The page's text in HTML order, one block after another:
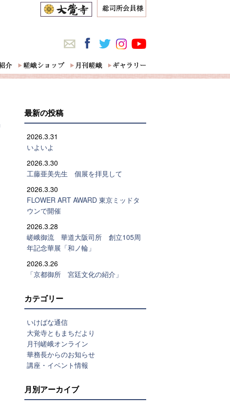
最新の投稿
2026.3.31
いよいよ
2026.3.30
工藤亜美先生 個展を拝見して
2026.3.30
FLOWER ART AWARD 東京ミッドタ
ウンで開催
2026.3.28
嵯峨御流 華道大阪司所 創立105周
年記念華展「和ノ輪」
2026.3.26
「京都御所 宮廷文化の紹介」
カテゴリー
いけばな通信
大覚寺ともまちだより
月刊嵯峨オンライン
華務長からのお知らせ
講座・イベント情報
月別アーカイブ